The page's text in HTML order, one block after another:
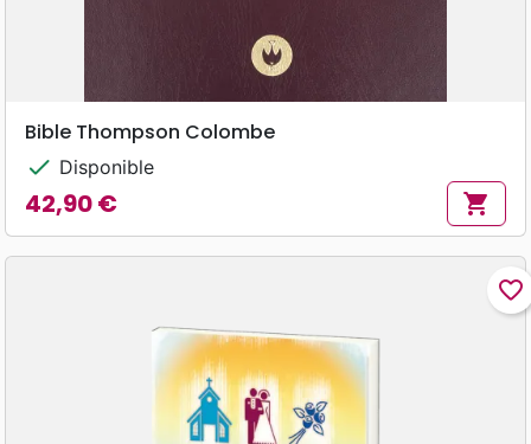
Bible Thompson Colombe
check Disponible
Prix
42,90 € shopping_cart
favorite_border